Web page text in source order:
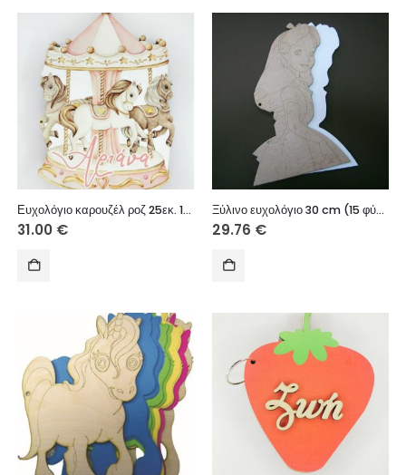
Ευχολόγιο καρουζέλ ροζ 25εκ. 15φυλλα
31.00 €
Ξύλινο ευχολόγιο 30 cm (15 φύλλα)
29.76 €